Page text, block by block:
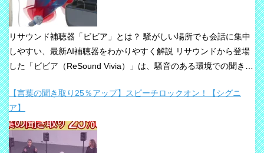
リサウンド補聴器「ビビア」とは？ 騒がしい場所でも会話に集中
しやすい、最新AI補聴器をわかりやすく解説 リサウンドから登場
した「ビビア（ReSound Vivia）」は、騒音のある環境での聞き取
「騒音下でも鮮やかな聞き取り」、「世界最小AI補聴器」、
「Auracast標準搭載」が主な特長です。 ビビアが目指している
のは、単純な増幅だけではありません。 周囲の音の中から、聞き
たい声に意識を向けやすくすること、そして自然な聞こえ方をで
【言葉の聞き取り25％アップ】スピーチロックオン！【シグニ
ア】